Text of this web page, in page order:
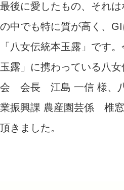
最後に愛したもの、それ
の中でも特に質が高く、
「八女伝統本玉露」です
玉露」に携わっている八
会 会長 江島 一信 様、
業振興課 農産園芸係 椎
頂きました。